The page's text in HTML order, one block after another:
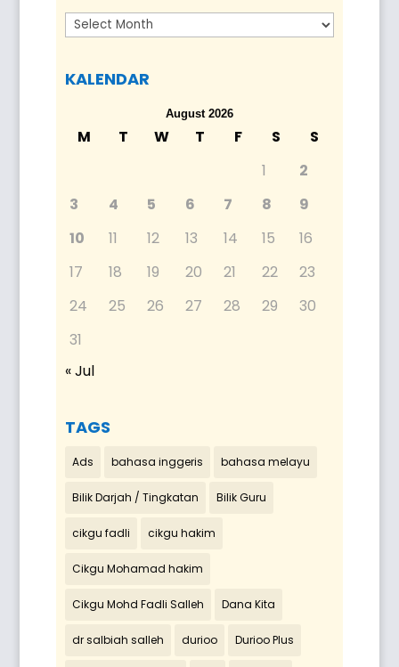
Arkib
KALENDAR
August 2026
M T W T F S
S
1
2
3
4 5 6 7 8
9
10
11 12 13 14 15
16
17
18 19 20 21 22
23
24
25 26 27 28 29
30
31
« Jul
TAGS
Ads bahasa inggeris bahasa melayu
Bilik Darjah / Tingkatan Bilik Guru
cikgu fadli cikgu hakim
Cikgu Mohamad hakim
Cikgu Mohd Fadli Salleh Dana Kita
dr salbiah salleh durioo Durioo Plus